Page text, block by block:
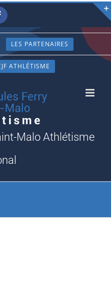
LES PARTENAIRES
ATHLÉTISME
Malo Athlétisme